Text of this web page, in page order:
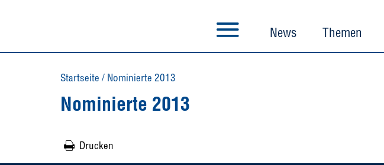
News Themen
Startseite / Nominierte 2013
Nominierte 2013
Drucken